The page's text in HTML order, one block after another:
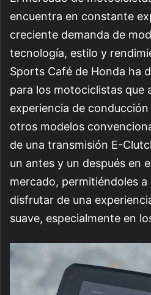
encuentra en constante
creciente demanda de
tecnología, estilo y
Sports Café de Honda ha
para los motociclistas que
experiencia de
otros modelos
de una transmisión E-
un antes y un después en
mercado, permitiéndoles
disfrutar de una
suave, especialmente en